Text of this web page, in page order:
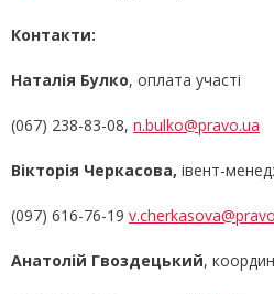
Контакти:
Наталія Булко, оплата участі
(067) 238-83-08, n.bulko@pravo.ua
Вікторія Черкасова, івент-
(097) 616-76-19
Анатолій Гвоздецький,